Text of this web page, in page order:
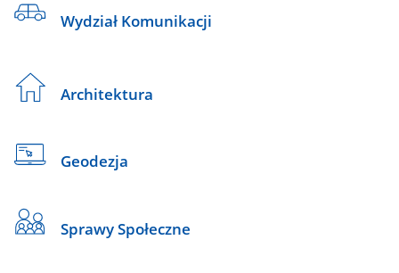
Wydział Komunikacji
Architektura
Geodezja
Sprawy Społeczne